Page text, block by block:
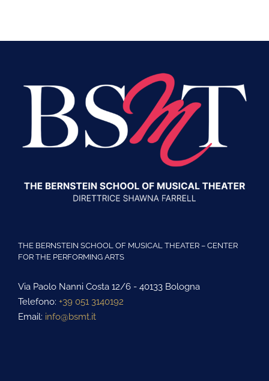
THE BERNSTEIN SCHOOL OF MUSICAL THEATER – CENTER
FOR THE PERFORMING ARTS
Via Paolo Nanni Costa 12/6 - 40133 Bologna
Telefono: +39 051 3140192
Email: info@bsmt.it